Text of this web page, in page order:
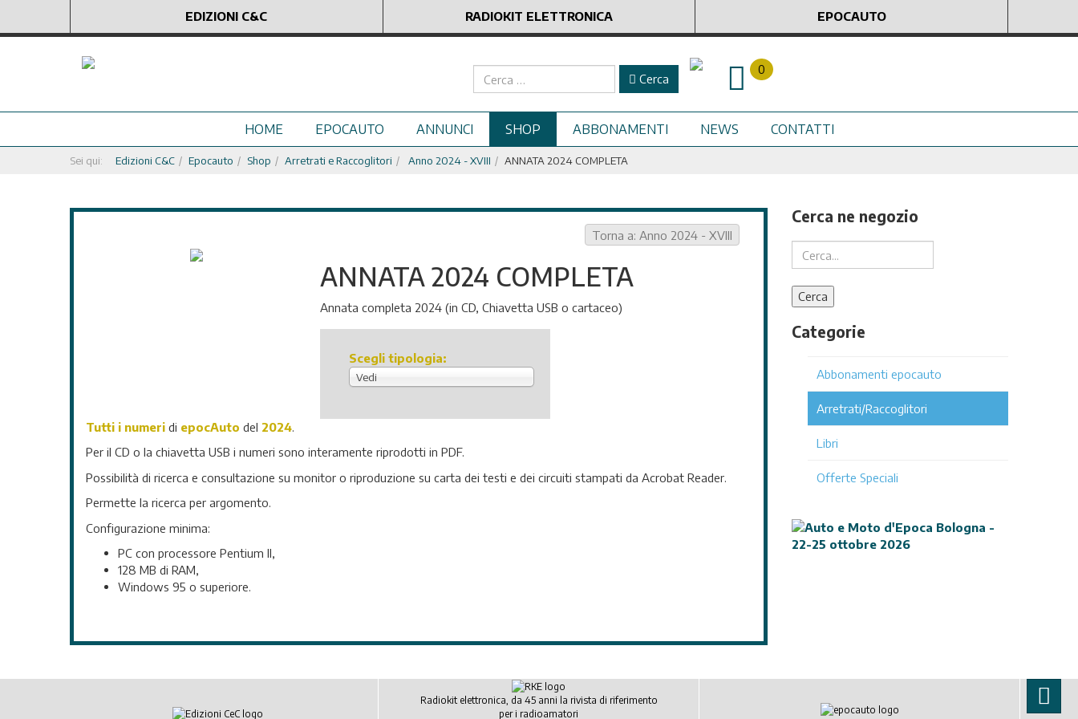
EDIZIONI C&C RADIOKIT ELETTRONICA EPOCAUTO
Cerca Cerca
0
HOME EPOCAUTO ANNUNCI SHOP ABBONAMENTI NEWS CONTATTI
Sei qui: Edizioni C&C Epocauto Shop Arretrati e Raccoglitori Anno 2024 - XVIII ANNATA 2024 COMPLETA
Torna a: Anno 2024 - XVIII
ANNATA 2024 COMPLETA
Annata completa 2024 (in CD, Chiavetta USB o cartaceo)
Scegli tipologia:
Vedi
Tutti i numeri di epocAuto del 2024
Per il CD o la chiavetta USB i numeri sono interamente riprodotti in PDF.
Possibilità di ricerca e consultazione su monitor o riproduzione su carta dei testi e dei circuiti stampati da Acrobat Reader.
Permette la ricerca per argomento.
Configurazione minima:
PC con processore Pentium II,
128 MB di RAM,
Windows 95 o superiore.
Cerca ne negozio
Categorie
Abbonamenti epocauto
Arretrati/Raccoglitori
Libri
Offerte Speciali
Radiokit elettronica, da 45 anni la rivista di riferimento
per i radioamatori